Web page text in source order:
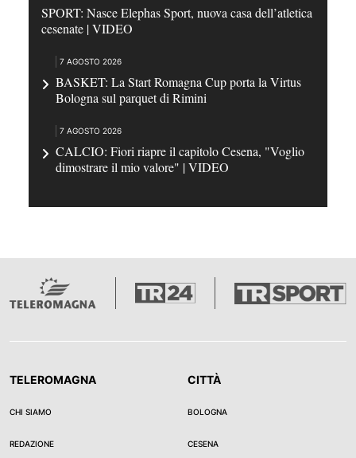
SPORT: Nasce Elephas Sport, nuova casa dell’atletica
cesenate | VIDEO
7 AGOSTO 2026
BASKET: La Start Romagna Cup porta la Virtus
Bologna sul parquet di Rimini
7 AGOSTO 2026
CALCIO: Fiori riapre il capitolo Cesena, "Voglio
dimostrare il mio valore" | VIDEO
TELEROMAGNA
CHI SIAMO
REDAZIONE
CITTÀ
BOLOGNA
CESENA